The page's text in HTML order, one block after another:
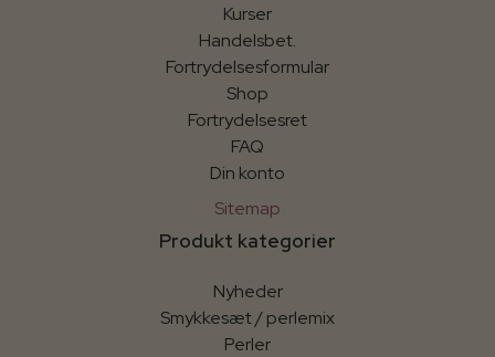
Kurser
Handelsbet.
Fortrydelsesformular
Shop
Fortrydelsesret
FAQ
Din konto
Sitemap
Produkt kategorier
Nyheder
Smykkesæt / perlemix
Perler